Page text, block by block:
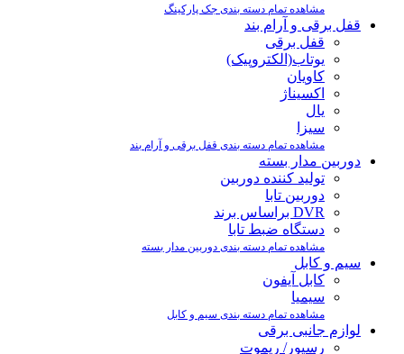
مشاهده تمام دسته بندی جک پارکینگ
قفل برقی و آرام بند
قفل برقی
یوتاب(الکتروپیک)
کاویان
اکسیناژ
یال
سیزا
مشاهده تمام دسته بندی قفل برقی و آرام بند
دوربین مدار بسته
تولید کننده دوربین
دوربین تابا
DVR براساس برند
دستگاه ضبط تابا
مشاهده تمام دسته بندی دوربین مدار بسته
سیم و کابل
کابل آیفون
سیمیا
مشاهده تمام دسته بندی سیم و کابل
لوازم جانبی برقی
رسیور/ ریموت